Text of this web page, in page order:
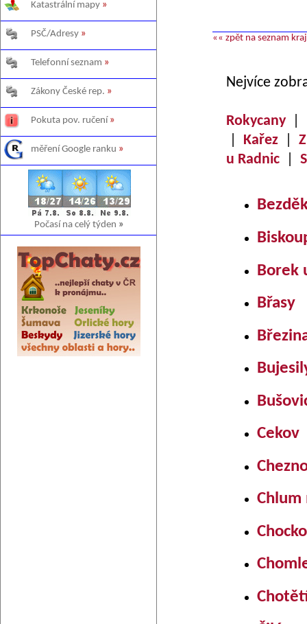
Katastrální mapy »
PSČ/Adresy »
Telefonní seznam »
Zákony České rep. »
Pokuta pov. ručení »
měření Google ranku »
Počasí na celý týden »
«« zpět na seznam
Nejvíce
Rokycany|
Kařez
u Radnic
Borek
Břasy
Cekov
Chlum